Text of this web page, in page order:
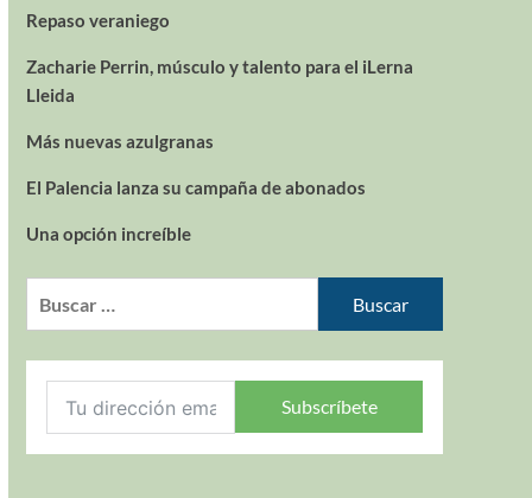
Repaso veraniego
Zacharie Perrin, músculo y talento para el iLerna
Lleida
Más nuevas azulgranas
El Palencia lanza su campaña de abonados
Una opción increíble
Subscríbete